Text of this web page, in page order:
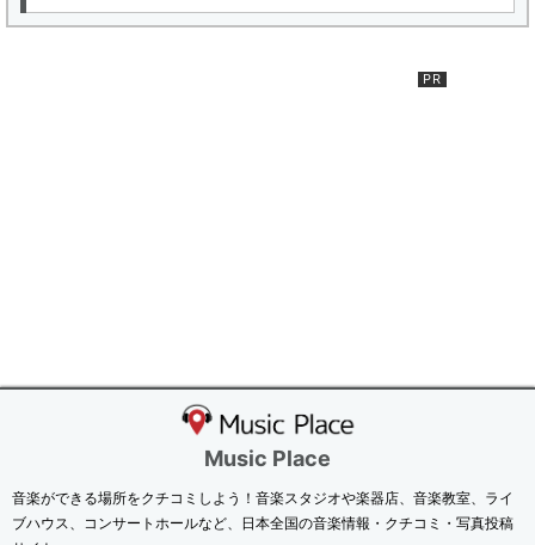
Music Place
音楽ができる場所をクチコミしよう！音楽スタジオや楽器店、音楽教室、ライ
ブハウス、コンサートホールなど、日本全国の音楽情報・クチコミ・写真投稿